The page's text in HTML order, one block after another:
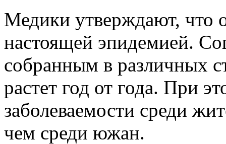
Медики утверждают, что
настоящей эпидемией.
собранным в различных
растет год от года. При
заболеваемости среди
чем среди южан.